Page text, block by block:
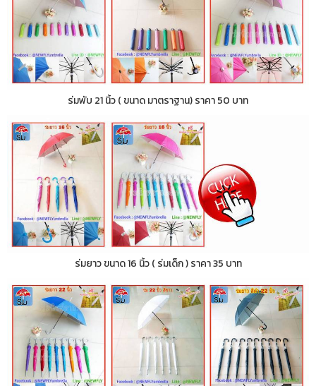
ร่มพับ 21 นิ้ว ( ขนาด มาตราฐาน) ราคา 50 บาท
ร่มยาว ขนาด 16 นิ้ว ( ร่มเด็ก ) ราคา 35 บาท